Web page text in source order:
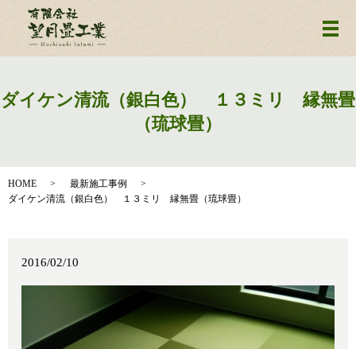
メ
ダイケン清流（銀白色） １３ミリ 縁無畳
（琉球畳）
HOME
最新施工事例
ダイケン清流（銀白色） １３ミリ 縁無畳（琉球畳）
2016/02/10